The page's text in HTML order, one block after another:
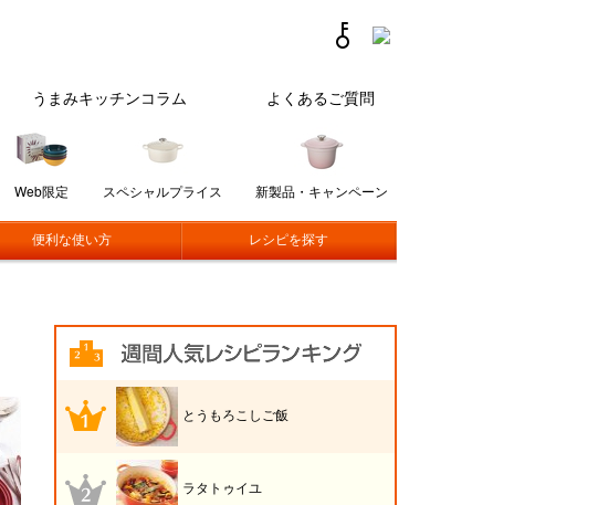
うまみキッチンコラム よくあるご質問
Web限定 スペシャルプライス 新製品・キャンペーン
便利な使い方 レシピを探す
とうもろこしご飯
ラタトゥイユ